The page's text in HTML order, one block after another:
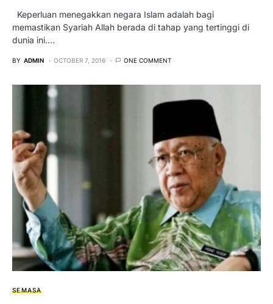
Keperluan menegakkan negara Islam adalah bagi
memastikan Syariah Allah berada di tahap yang tertinggi di
dunia ini.…
BY ADMIN OCTOBER 7, 2016 ONE COMMENT
SEMASA